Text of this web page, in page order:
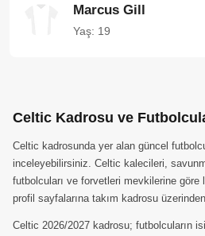
Marcus Gill
Yaş: 19
Celtic Kadrosu ve
Celtic kadrosunda yer alan güncel
inceleyebilirsiniz. Celtic kalecileri,
futbolcuları ve forvetleri mevkilerine göre
profil sayfalarına takım kadrosu
Celtic 2026/2027 kadrosu; futbolcuların